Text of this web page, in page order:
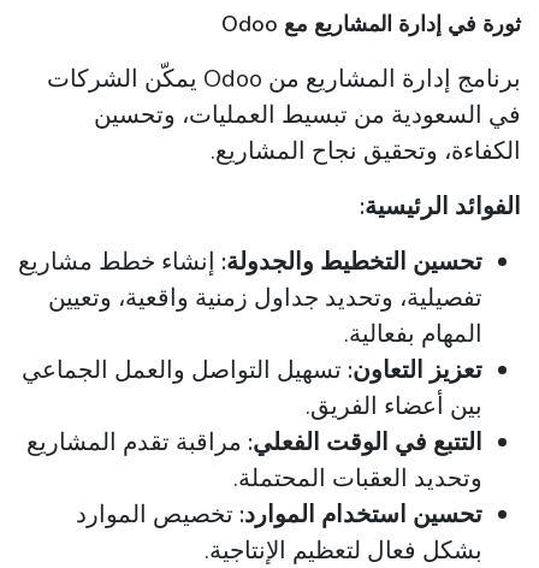
ثورة في إدارة المشاريع مع Odoo
برنامج إدارة المشاريع من Odoo يمكّن الشركات
في السعودية من تبسيط العمليات، وتحسين
الكفاءة، وتحقيق نجاح المشاريع.
الفوائد الرئيسية:
تحسين التخطيط والجدولة: إنشاء خطط مشاريع
تفصيلية، وتحديد جداول زمنية واقعية، وتعيين
المهام بفعالية.
تعزيز التعاون: تسهيل التواصل والعمل الجماعي
بين أعضاء الفريق.
التتبع في الوقت الفعلي: مراقبة تقدم المشاريع
وتحديد العقبات المحتملة.
تحسين استخدام الموارد: تخصيص الموارد
بشكل فعال لتعظيم الإنتاجية.